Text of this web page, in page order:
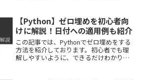
だけわかりやすく解説いたしますので、
ぜひ最後まで読んでいってください。
【Python】ゼロ埋めを初心者向
けに解説！日付への適用例も紹介
この記事では、Pythonでゼロ埋めをする
方法を紹介しております。初心者でも理
解しやすいように、できるだけわかりや